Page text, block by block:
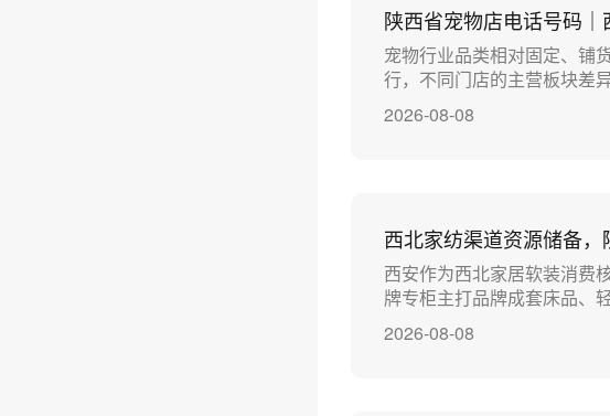
陕西省宠物店电话号码
宠物行业品类相对固定、铺
行，不同门店的主营板块差
2026-08-08
西北家纺渠道资源储备
西安作为西北家居软装消费
牌专柜主打品牌成套床品、
2026-08-08